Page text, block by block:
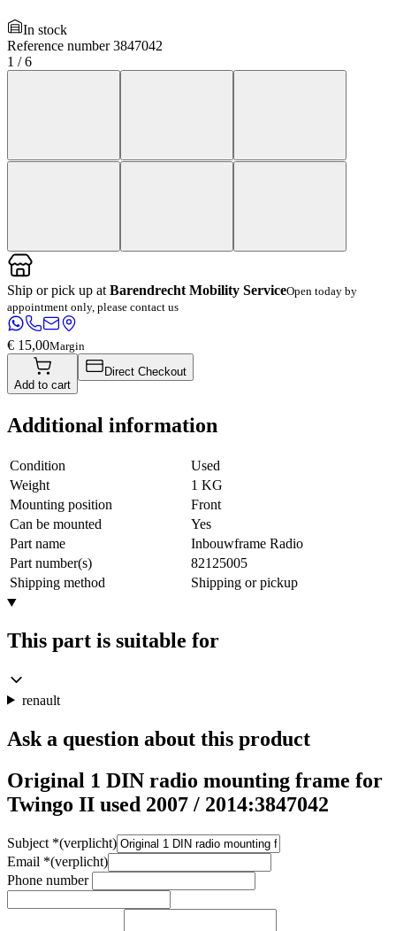
In stock
Reference number 3847042
1 /6
Ship or pick up at Barendrecht Mobility ServiceOpen today by
appointment only, please contact us
€ 15,00Margin
Add to cart
Direct Checkout
Additional information
Condition
Used
Weight
1 KG
Mounting position
Front
Can be mounted
Yes
Part name
Inbouwframe Radio
Part number(s)
82125005
Shipping method
Shipping or pickup
This part is suitable for
renault
Ask a question about this product
Original 1 DIN radio mounting frame for
Twingo II used 2007 / 2014:3847042
Subject *(verplicht)
Email *(verplicht)
Phone number